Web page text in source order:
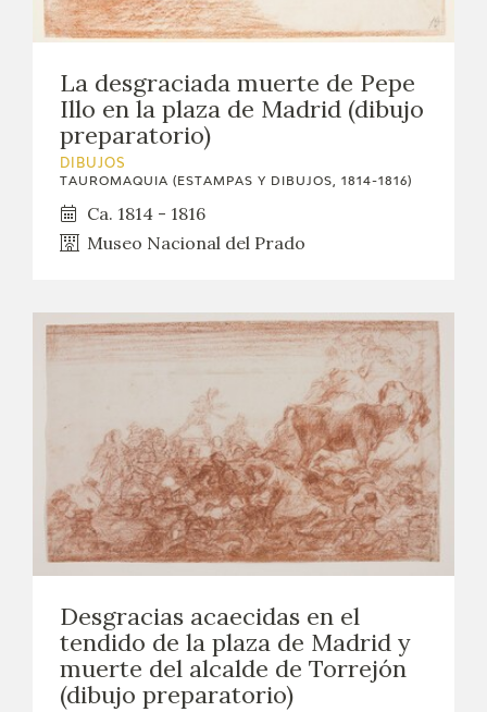
La desgraciada muerte de Pepe
Illo en la plaza de Madrid (dibujo
preparatorio)
DIBUJOS
TAUROMAQUIA (ESTAMPAS Y DIBUJOS, 1814-1816)
Ca. 1814 - 1816
Museo Nacional del Prado
Desgracias acaecidas en el
tendido de la plaza de Madrid y
muerte del alcalde de Torrejón
(dibujo preparatorio)